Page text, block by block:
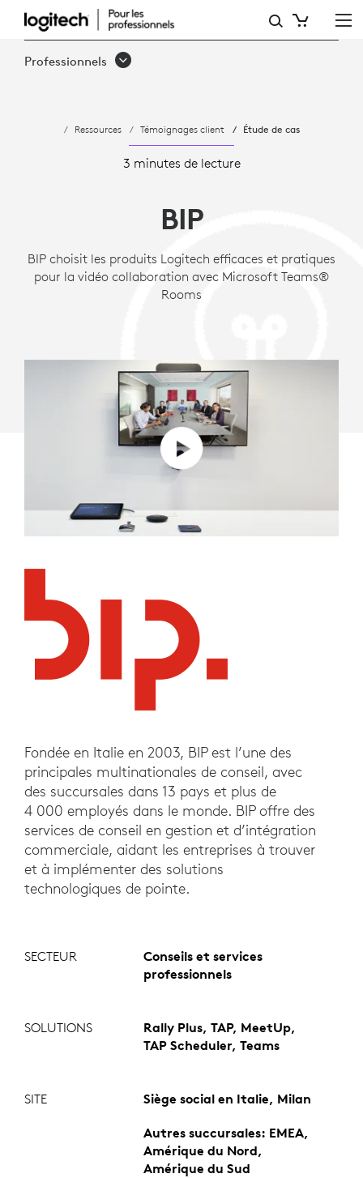
BIP
CHOISIT
RALLY PLUS
LE
DÉPLOIEMENT
Professionnels
Ressources Témoignages client Étude de cas
3 minutes de lecture
BIP
BIP choisit les produits Logitech efficaces et pratiques
pour la vidéo collaboration avec Microsoft Teams®
Rooms
Fondée en Italie en 2003, BIP est l’une des
principales multinationales de conseil, avec
des succursales dans 13 pays et plus de
4 000 employés dans le monde. BIP offre des
services de conseil en gestion et d’intégration
commerciale, aidant les entreprises à trouver
et à implémenter des solutions
technologiques de pointe.
SECTEUR
Conseils et services
professionnels
SOLUTIONS
Rally Plus, TAP, MeetUp,
TAP Scheduler, Teams
SITE Siège social en Italie, Milan
Autres succursales: EMEA,
Amérique du Nord,
Amérique du Sud